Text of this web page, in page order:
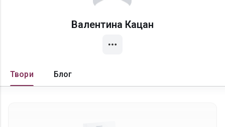
Валентина Кацан
Твори Блог